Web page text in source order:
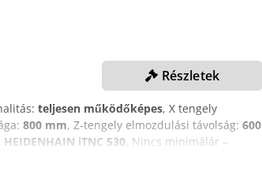
Részletek
teljesen működőképes, X tengely
800 mm, Z-tengely elmozdulási távolság: 600
HEIDENHAIN iTNC 530, Nincs minimálár –
X-tengely elmozdulás: 6 000 mm Y-tengely